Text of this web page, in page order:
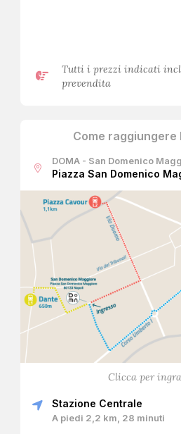
Tutti i prezzi indicati
prevendita
Come
DOMA - San Domenico
Piazza San Domenico
Clicca per
Stazione Centrale
A piedi 2,2 km, 28 minuti